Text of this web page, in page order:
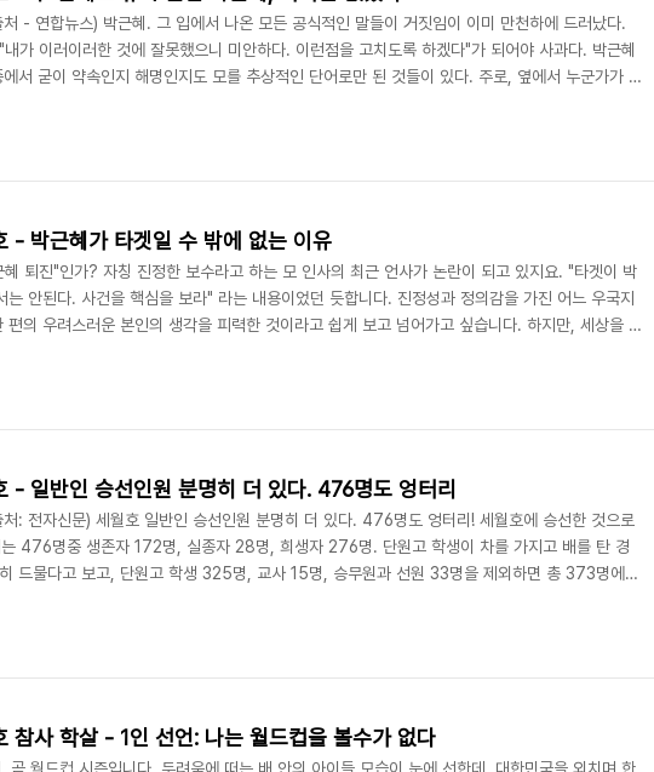
처 - 연합뉴스) 박근혜. 그 입에서 나온 모든 공식적인 말들이 거짓임이 이미 만천하에 드러났다.
내가 이러이러한 것에 잘못했으니 미안하다. 이런점을 고치도록 하겠다"가 되어야 사과다. 박근혜
서 굳이 약속인지 해명인지도 모를 추상적인 단어로만 된 것들이 있다. 주로, 옆에서 누군가가 써
한의 진정성도 없는 '텅빈 깡통'의 일종이다. 사고난 직후에도 팽목항에 방문해서 그러지 않았나?
무능력 대통령임을 이미 인증했는데...유가족에게 또 다시 희망고문을 약..
- 박근혜가 타겟일 수 밖에 없는 이유
혜 퇴진"인가? 자칭 진정한 보수라고 하는 모 인사의 최근 언사가 논란이 되고 있지요. "타겟이 박
는 안된다. 사건을 핵심을 보라" 라는 내용이었던 듯합니다. 진정성과 정의감을 가진 어느 우국지
편의 우려스러운 본인의 생각을 피력한 것이라고 쉽게 보고 넘어가고 싶습니다. 하지만, 세상을 보
사건을 수사하려는 수사관이 아닙니다. 그건 범죄수사전문가인 그 분의 시각인 것입니다. 일반 국민
과 그 구조적 모순을 해결하려는 모든 생각의 꼭지점에 박근혜라는 무능한 지도자..
- 일반인 승선인원 분명히 더 있다. 476명도 엉터리
처: 전자신문) 세월호 일반인 승선인원 분명히 더 있다. 476명도 엉터리! 세월호에 승선한 것으로
476명중 생존자 172명, 실종자 28명, 희생자 276명. 단원고 학생이 차를 가지고 배를 탄 경
드물다고 보고, 단원고 학생 325명, 교사 15명, 승무원과 선원 33명을 제외하면 총 373명에
포함) 151명이다. 그럼, 180대(승용차 124, 1톤트럭 22대, 2,5톤트럭 34대) 의 차량 소유주 중에
로 있을 수 없는 일 아닌가? 안행..
참사 학살 - 1인 선언: 나는 월드컵을 볼수가 없다